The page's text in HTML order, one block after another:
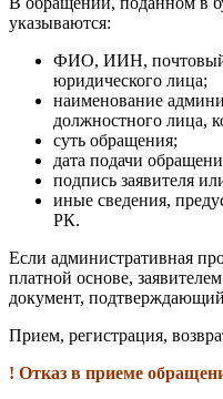
указываются:
ФИО, ИИН, почтовый
юридического лица;
наименование
должностного лица,
суть обращения;
дата подачи
подпись заявителя
иные сведения,
РК.
Если административная
платной основе,
документ,
Прием, регистрация,
! Отказ в приеме